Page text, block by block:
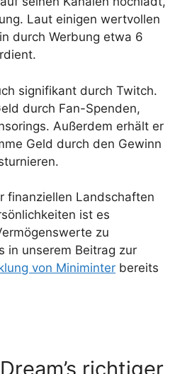
Laut einigen wertvollen
durch Werbung etwa 6
signifikant durch Twitch.
durch Fan-Spenden,
Außerdem erhält er
Geld durch den Gewinn
finanziellen Landschaften
ist es
zu
in unserem Beitrag zur
von Miniminter bereits
richtiger